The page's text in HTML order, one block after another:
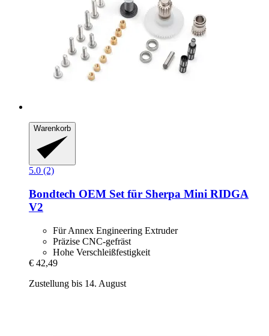
Warenkorb
5.0 (2)
Bondtech OEM Set für Sherpa Mini RIDGA
V2
Für Annex Engineering Extruder
Präzise CNC-gefräst
Hohe Verschleißfestigkeit
€ 42,49
Zustellung bis 14. August